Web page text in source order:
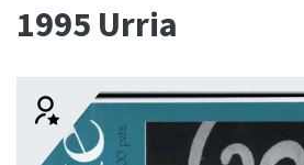
1995 Urria